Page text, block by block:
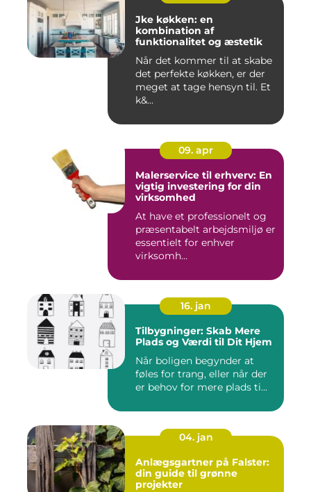
Jke køkken: en
kombination af
funktionalitet og æstetik
Når det kommer til at skabe
det perfekte køkken, er der
meget at tage hensyn til. Et
k&...
09. apr
Malerservice til erhverv: En
vigtig investering for din
virksomhed
At have et professionelt og
præsentabelt arbejdsmiljø er
essentielt for enhver
virksomh...
16. jan
Tilbygninger: Skab Mere
Plads og Værdi til Dit Hjem
Når boligen begynder at
føles for trang, eller når der
er behov for mere plads ti...
04. jan
Anlægsgartner på Falster:
din guide til grønne
projekter